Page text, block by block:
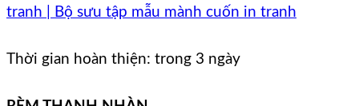
tranh | Bộ sưu tập mẫu mành cuốn in tranh
Thời gian hoàn thiện: trong 3 ngày